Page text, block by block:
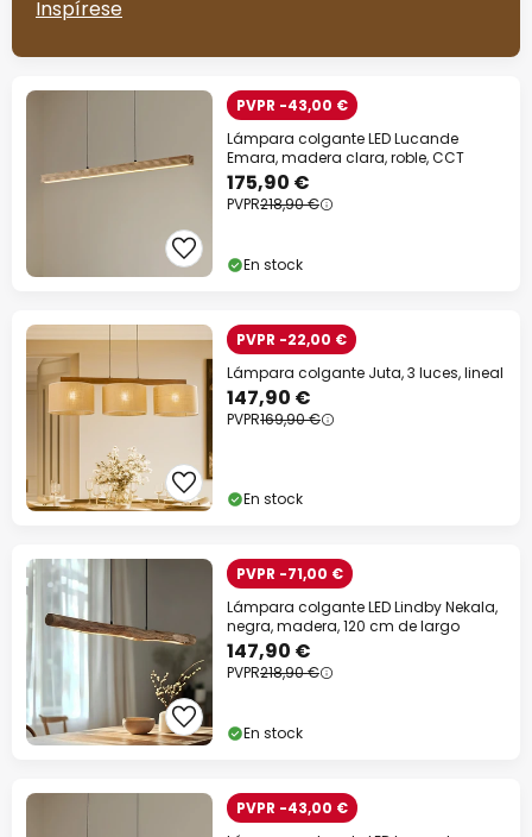
Inspírese
PVPR -43,00 €
Lámpara colgante LED Lucande
Emara, madera clara, roble, CCT
175,90 €
PVPR218,90 €
En stock
PVPR -22,00 €
Lámpara colgante Juta, 3 luces, lineal
147,90 €
PVPR169,90 €
En stock
PVPR -71,00 €
Lámpara colgante LED Lindby Nekala,
negra, madera, 120 cm de largo
147,90 €
PVPR218,90 €
En stock
PVPR -43,00 €